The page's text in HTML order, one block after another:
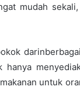
mudah
untuk